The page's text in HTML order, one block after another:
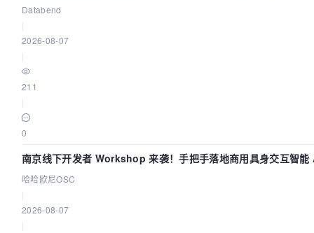
Trace 数据管道
Databend
2026-08-07
211
0
南京线下开发者 Workshop 来袭！手把手落地商用具身交互智
用
哈哈欧尼OSC
2026-08-07